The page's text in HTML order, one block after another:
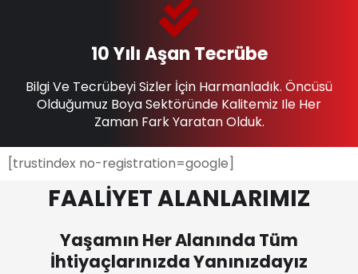
10 Yılı Aşan Tecrübe
Bilgi Ve Tecrübeyi Sizler İçin Harmanladık. Öncüsü
Olduğumuz Boya Sektöründe Kalitemiz Ile Her
Zaman Fark Yaratan Olduk.
[trustindex no-registration=google]
FAALİYET ALANLARIMIZ
Yaşamın Her Alanında Tüm
İhtiyaçlarınızda Yanınızdayız